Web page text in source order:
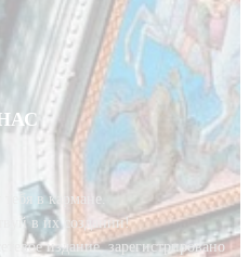
в кармане.
в их создании!
издание, зарегистрировано